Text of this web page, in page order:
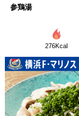
参鶏湯
276Kcal